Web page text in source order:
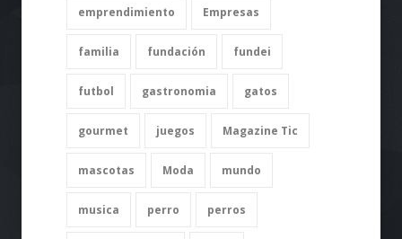
emprendimiento Empresas
familia fundación fundei
futbol gastronomia gatos
gourmet juegos Magazine Tic
mascotas Moda mundo
musica perro perros